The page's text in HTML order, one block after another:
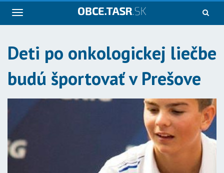
Navigácia
Deti po onkologickej liečbe
budú športovať v Prešove